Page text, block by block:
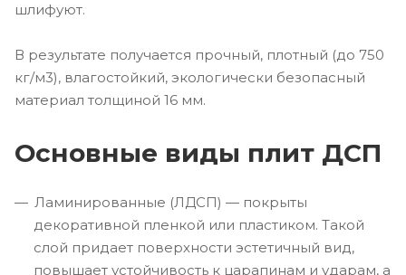
шлифуют.
В результате получается прочный, плотный (до 750
кг/м3), влагостойкий, экологически безопасный
материал толщиной 16 мм.
Основные виды плит ДСП
Ламинированные (ЛДСП) — покрыты
декоративной пленкой или пластиком. Такой
слой придает поверхности эстетичный вид,
повышает устойчивость к царапинам и ударам, а